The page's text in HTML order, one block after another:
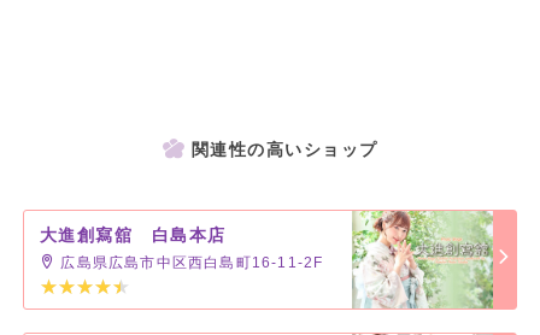
関連性の高いショップ
大進創寫舘 白島本店
広島県広島市中区西白島町16-11-2F